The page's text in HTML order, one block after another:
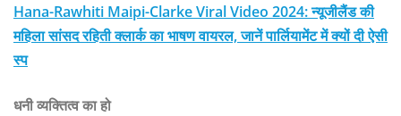
Hana-Rawhiti Maipi-Clarke Viral Video 2024: न्यूजीलैंड की
महिला सांसद रहिती क्लार्क का भाषण वायरल, जानें पार्लियामेंट में क्यों दी ऐसी
स्प
धनी व्यक्तित्व का हो